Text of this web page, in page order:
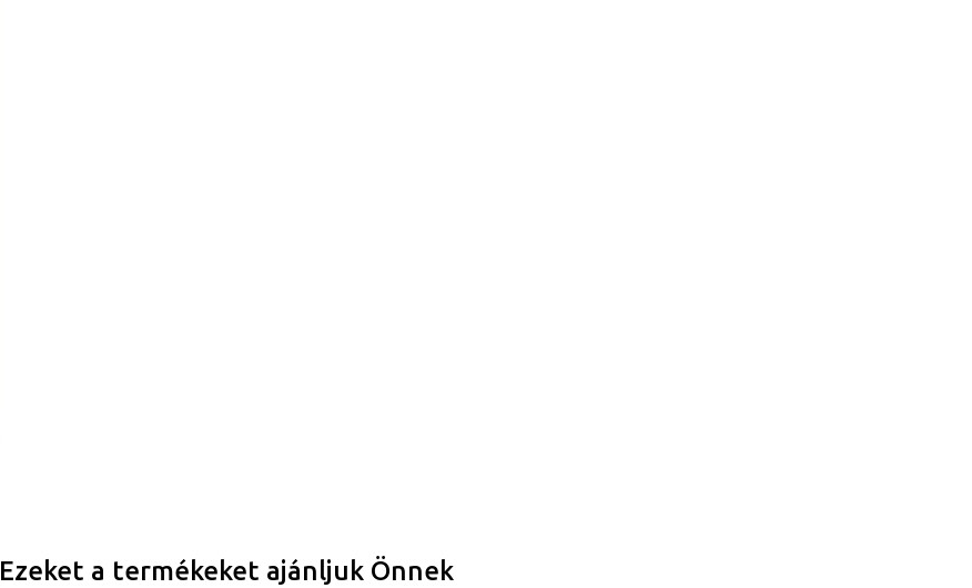
Ezeket a termékeket ajánljuk Önnek